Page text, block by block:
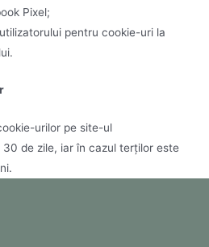
Pixel;
pentru cookie-uri la
urilor pe site-ul
de zile, iar în cazul terților este